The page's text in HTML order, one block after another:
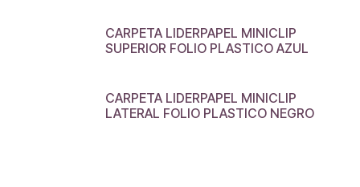
CARPETA LIDERPAPEL MINICLIP
SUPERIOR FOLIO PLASTICO AZUL
CARPETA LIDERPAPEL MINICLIP
LATERAL FOLIO PLASTICO NEGRO